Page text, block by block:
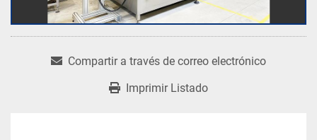
Compartir a través de correo electrónico
Imprimir Listado